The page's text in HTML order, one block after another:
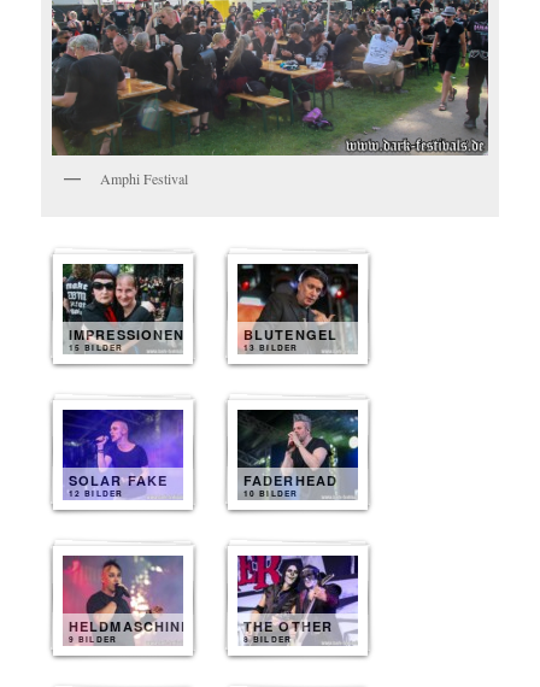
Amphi Festival
IMPRESSIONEN
15 BILDER
BLUTENGEL
13 BILDER
SOLAR FAKE
12 BILDER
FADERHEAD
10 BILDER
HELDMASCHINE
9 BILDER
THE OTHER
8 BILDER